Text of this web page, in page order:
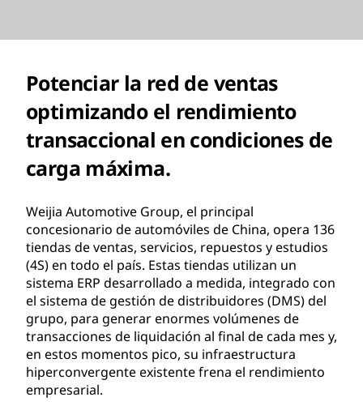
Potenciar la red de ventas
optimizando el rendimiento
transaccional en condiciones de
carga máxima.
Weijia Automotive Group, el principal
concesionario de automóviles de China, opera 136
tiendas de ventas, servicios, repuestos y estudios
(4S) en todo el país. Estas tiendas utilizan un
sistema ERP desarrollado a medida, integrado con
el sistema de gestión de distribuidores (DMS) del
grupo, para generar enormes volúmenes de
transacciones de liquidación al final de cada mes y,
en estos momentos pico, su infraestructura
hiperconvergente existente frena el rendimiento
empresarial.